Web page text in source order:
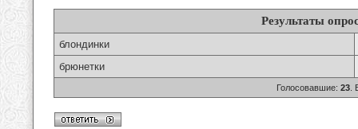
Результаты
блондинки
брюнетки
Голосовавшие: 23.